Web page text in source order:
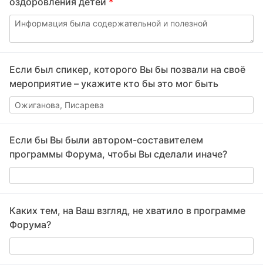
Если был спикер, которого Вы бы позвали на своё
мероприятие – укажите кто бы это мог быть
Если бы Вы были автором-составителем
программы Форума, чтобы Вы сделали иначе?
Каких тем, на Ваш взгляд, не хватило в программе
Форума?